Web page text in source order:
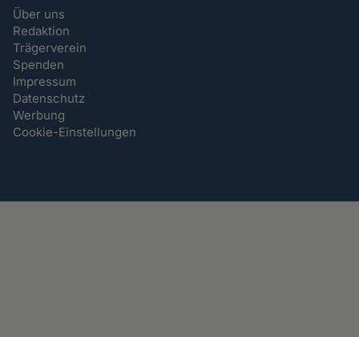
Über uns
Redaktion
Trägerverein
Spenden
Impressum
Datenschutz
Werbung
Cookie-Einstellungen